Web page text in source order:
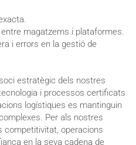
magatzems i plataformes.
i errors en la gestió de
estratègic dels nostres
i processos certificats
logístiques es mantinguin
Per als nostres
competitivitat, operacions
en la seva cadena de